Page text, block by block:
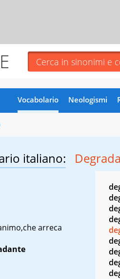
Vocabolario Neologismi
italiano:
arreca